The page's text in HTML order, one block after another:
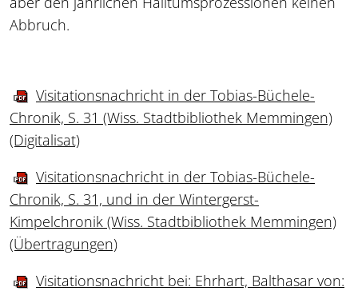
Abbruch.
Visitationsnachricht in der Tobias-Büchele-
Chronik, S. 31 (Wiss. Stadtbibliothek Memmingen)
(Digitalisat)
Visitationsnachricht in der Tobias-Büchele-
Chronik, S. 31, und in der Wintergerst-
Kimpelchronik (Wiss. Stadtbibliothek Memmingen)
(Übertragungen)
Visitationsnachricht bei: Ehrhart, Balthasar von: